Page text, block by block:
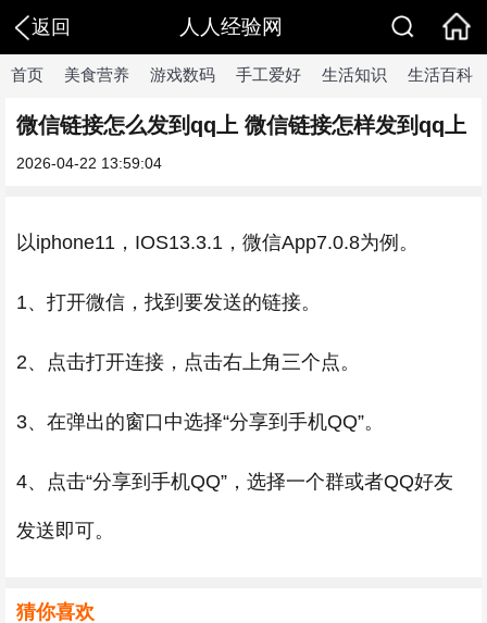
返回 人人经验网
首页 美食营养 游戏数码 手工爱好 生活知识 生活百科
微信链接怎么发到qq上 微信链接怎样发到qq上
2026-04-22 13:59:04
以iphone11，IOS13.3.1，微信App7.0.8为例。
1、打开微信，找到要发送的链接。
2、点击打开连接，点击右上角三个点。
3、在弹出的窗口中选择“分享到手机QQ”。
4、点击“分享到手机QQ”，选择一个群或者QQ好友
发送即可。
猜你喜欢